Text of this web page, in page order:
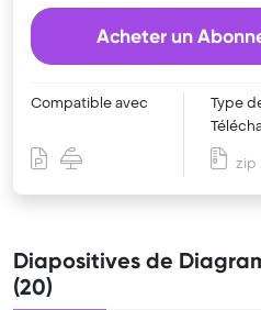
Acheter un
Compatible avec
Type
zip
Diapositives de
(20)